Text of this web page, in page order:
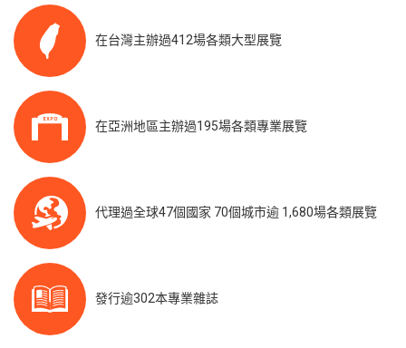
在台灣主辦過412場各類大型展覽
在亞洲地區主辦過195場各類專業展覽
代理過全球47個國家 70個城市逾 1,680場各類展覽
發行逾302本專業雜誌